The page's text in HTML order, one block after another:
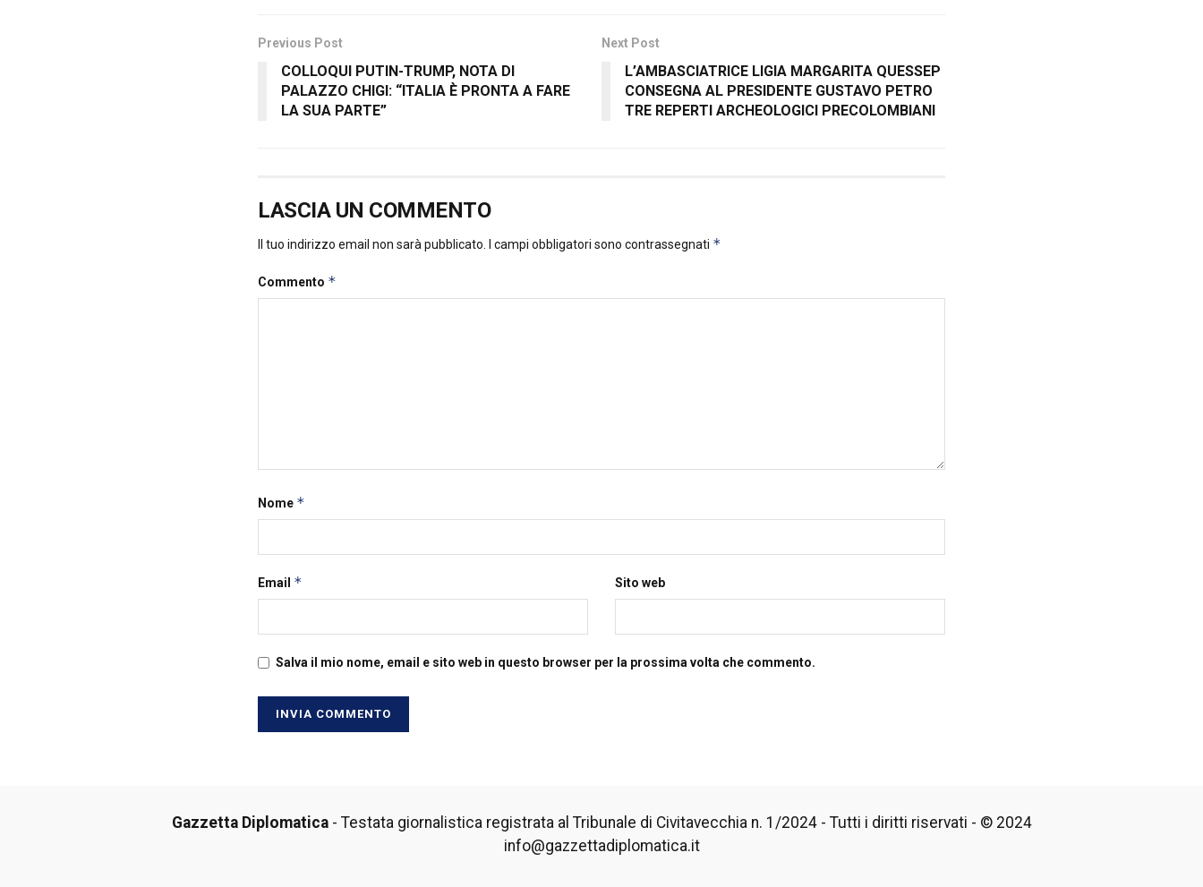
Previous Post
COLLOQUI PUTIN-TRUMP, NOTA DI
PALAZZO CHIGI: “ITALIA È PRONTA A FARE
LA SUA PARTE”
Next Post
L’AMBASCIATRICE LIGIA MARGARITA QUESSEP
CONSEGNA AL PRESIDENTE GUSTAVO PETRO
TRE REPERTI ARCHEOLOGICI PRECOLOMBIANI
LASCIA UN COMMENTO
Il tuo indirizzo email non sarà pubblicato. I campi obbligatori sono contrassegnati *
Commento *
Nome *
Email * Sito web
Salva il mio nome, email e sito web in questo browser per la prossima volta che commento.
Gazzetta Diplomatica- Testata giornalistica registrata al Tribunale di Civitavecchia n. 1/2024 - Tutti i diritti riservati - © 2024
info@gazzettadiplomatica.it